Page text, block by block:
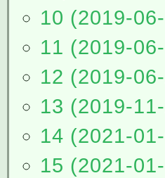
10 (2019-
11 (2019-
12 (2019-
13 (2019-
14 (2021-
15 (2021-